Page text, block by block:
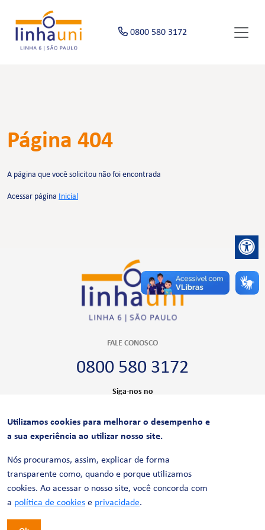
0800 580 3172
Página 404
A página que você solicitou não foi encontrada
Acessar página Inicial
FALE CONOSCO
0800 580 3172
Siga-nos no
CERTIFICAÇÕES
Utilizamos cookies para melhorar o desempenho e
a sua experiência ao utilizar nosso site.
Nós procuramos, assim, explicar de forma
transparente como, quando e porque utilizamos
cookies. Ao acessar o nosso site, você concorda com
a política de cookies e privacidade.